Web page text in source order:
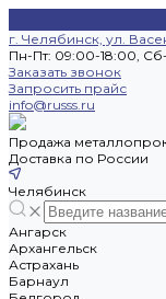
г. Челябинск, ул.
Пн-Пт: 09:00-18:00,
Заказать звонок
Запросить прайс
info@russs.ru
Продажа
Доставка по России
Челябинск
Ангарск
Архангельск
Астрахань
Барнаул